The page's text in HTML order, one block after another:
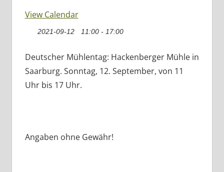
View Calendar
2021-09-12 11:00 - 17:00
Deutscher Mühlentag: Hackenberger Mühle in
Saarburg. Sonntag, 12. September, von 11
Uhr bis 17 Uhr.
Angaben ohne Gewähr!